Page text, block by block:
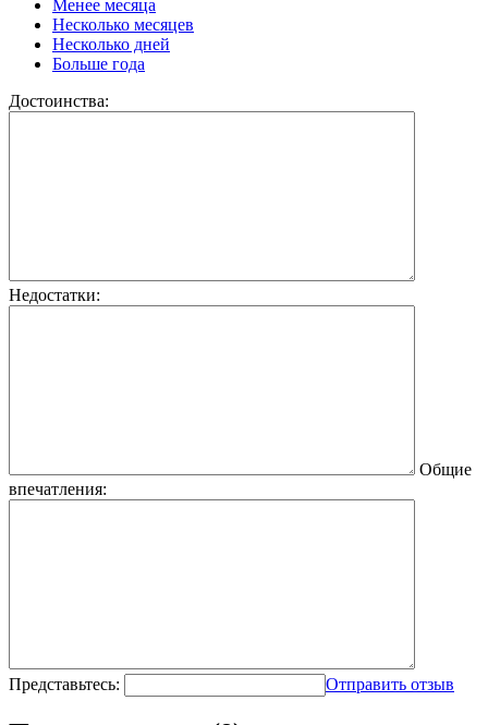
Менее месяца
Несколько месяцев
Несколько дней
Больше года
Достоинства:
Недостатки:
Общие
впечатления:
Представьтесь: Отправить отзыв